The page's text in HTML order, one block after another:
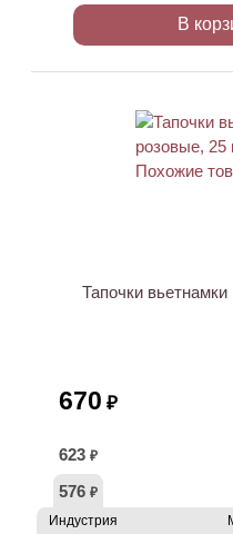
В
Тапочки
670 ₽
623 ₽
576 ₽
Индустрия